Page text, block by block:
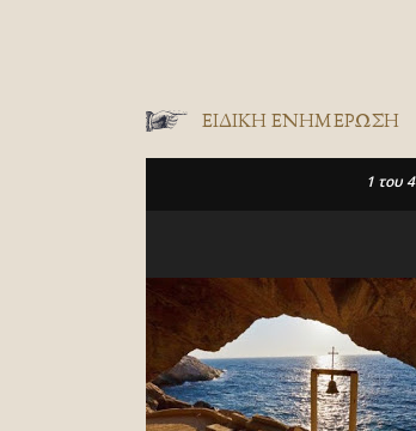
ΕΙΔΙΚΉ ΕΝΗΜΈΡΩΣΗ
1 του 4